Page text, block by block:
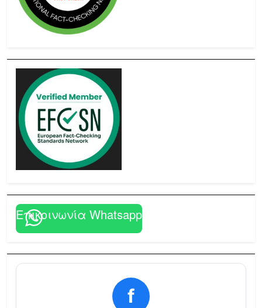
Επικοινωνία Whatsapp
f